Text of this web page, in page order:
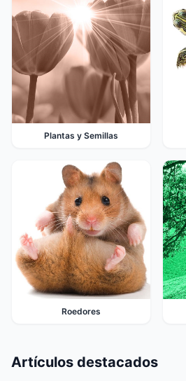
Plantas y Semillas
Roedores
Artículos destacados